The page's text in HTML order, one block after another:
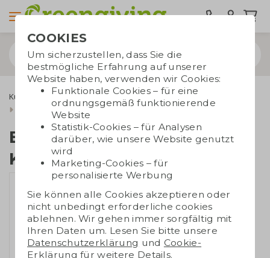
Kugelschreiber
Bambus Kugelschreiber
Bambus Kugelschreiber
Bambus
Kugelschreiber
COOKIES
Um sicherzustellen, dass Sie die
bestmögliche Erfahrung auf unserer
Website haben, verwenden wir Cookies:
Funktionale Cookies – für eine
ordnungsgemäß funktionierende
Website
Statistik-Cookies – für Analysen
darüber, wie unsere Website genutzt
wird
Marketing-Cookies – für
personalisierte Werbung
Sie können alle Cookies akzeptieren oder
nicht unbedingt erforderliche cookies
ablehnen. Wir gehen immer sorgfältig mit
Ihren Daten um. Lesen Sie bitte unsere
Datenschutzerklärung und Cookie-
Erklärung für weitere Details.